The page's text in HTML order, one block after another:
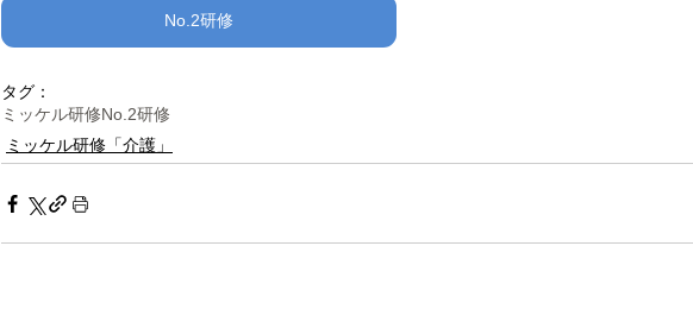
No.2研修
タグ：
ミッケル研修No.2研修
ミッケル研修「介護」